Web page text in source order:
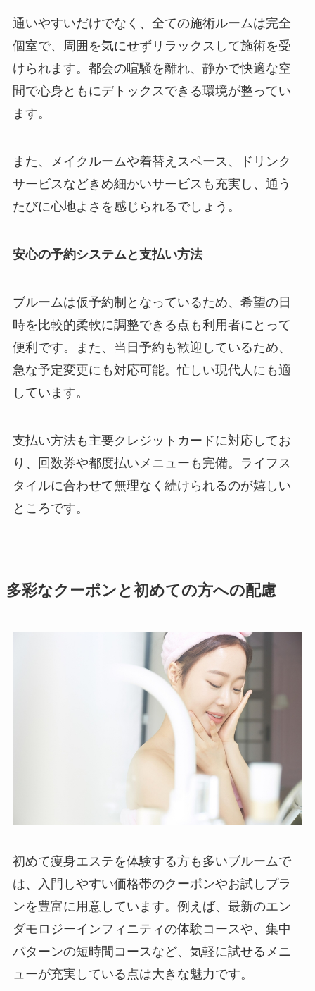
通いやすいだけでなく、全ての施術ルームは完全
個室で、周囲を気にせずリラックスして施術を受
けられます。都会の喧騒を離れ、静かで快適な空
間で心身ともにデトックスできる環境が整ってい
ます。
また、メイクルームや着替えスペース、ドリンク
サービスなどきめ細かいサービスも充実し、通う
たびに心地よさを感じられるでしょう。
安心の予約システムと支払い方法
ブルームは仮予約制となっているため、希望の日
時を比較的柔軟に調整できる点も利用者にとって
便利です。また、当日予約も歓迎しているため、
急な予定変更にも対応可能。忙しい現代人にも適
しています。
支払い方法も主要クレジットカードに対応してお
り、回数券や都度払いメニューも完備。ライフス
タイルに合わせて無理なく続けられるのが嬉しい
ところです。
多彩なクーポンと初めての方への配慮
初めて痩身エステを体験する方も多いブルームで
は、入門しやすい価格帯のクーポンやお試しプラ
ンを豊富に用意しています。例えば、最新のエン
ダモロジーインフィニティの体験コースや、集中
パターンの短時間コースなど、気軽に試せるメニ
ューが充実している点は大きな魅力です。